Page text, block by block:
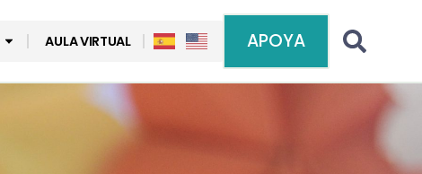
AULA VIRTUAL APOYA